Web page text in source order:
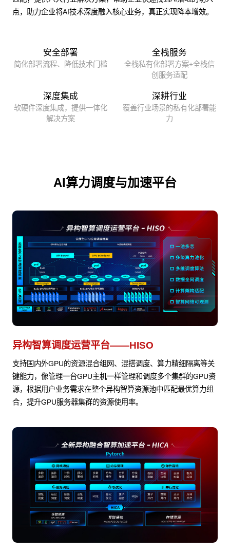
点，助力企业将AI技术深度融入核心业务，真正实现降本增效。
安全部署
简化部署流程、降低技术门槛
全栈服务
全栈私有化部署方案+全栈信
创服务适配
深度集成
软硬件深度集成，提供一体化
解决方案
深耕行业
覆盖行业场景的私有化部署能
力
AI算力调度与加速平台
异构智算调度运营平台——HISO
支持国内外GPU的资源混合组网、混搭调度、算力精细隔离等关
键能力，像管理一台GPU主机一样管理和调度多个集群的GPU资
源，根据用户业务需求在整个异构智算资源池中匹配最优算力组
合，提升GPU服务器集群的资源使用率。